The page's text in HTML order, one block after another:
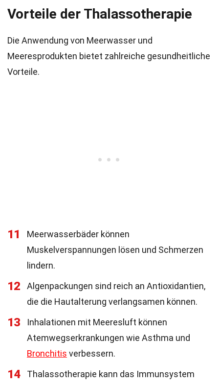
Vorteile der Thalassotherapie
Die Anwendung von Meerwasser und
Meeresprodukten bietet zahlreiche gesundheitliche
Vorteile.
11
Meerwasserbäder können
Muskelverspannungen lösen und Schmerzen
lindern.
12
Algenpackungen sind reich an Antioxidantien,
die die Hautalterung verlangsamen können.
13
Inhalationen mit Meeresluft können
Atemwegserkrankungen wie Asthma und
Bronchitis verbessern.
14
Thalassotherapie kann das Immunsystem